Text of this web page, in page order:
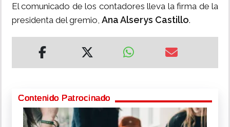
El comunicado de los contadores lleva la firma de la
presidenta del gremio, Ana Alserys Castillo.
Contenido Patrocinado